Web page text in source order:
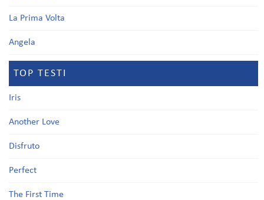
La Prima Volta
Angela
TOP TESTI
Iris
Another Love
Disfruto
Perfect
The First Time